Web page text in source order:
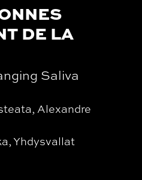
DE LA
Saliva
Alexandre
Yhdysvallat